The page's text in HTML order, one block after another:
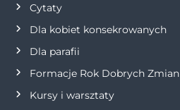
a
w
p
Cytaty
Dla kobiet konsekrowanych
Dla parafii
Formacje Rok Dobrych Zmian
Kursy i warsztaty